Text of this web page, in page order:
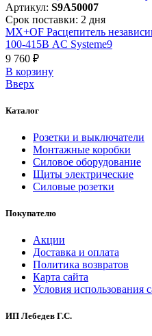
Артикул: S9A50007
Срок поставки: 2 дня
MX+OF Расцепитель
100-415В AC Systeme9
9 760 ₽
В корзинy
Вверх
Каталог
Розетки и выключатели
Монтажные коробки
Силовое оборудование
Щиты электрические
Силовые розетки
Покупателю
Акции
Доставка и оплата
Политика возвратов
Карта сайта
Условия использования
ИП Лебедев Г.С.